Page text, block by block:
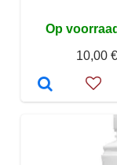
Op
10,00 €